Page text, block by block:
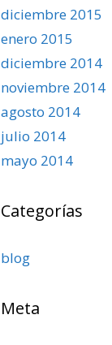
diciembre 2015
enero 2015
diciembre 2014
noviembre 2014
agosto 2014
julio 2014
mayo 2014
Categorías
blog
Meta